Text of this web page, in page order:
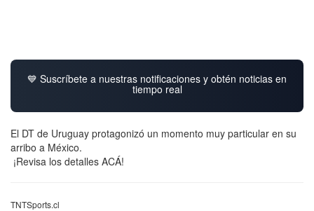
💙 Suscríbete a nuestras notificaciones y obtén noticias en
tiempo real
El DT de Uruguay protagonizó un momento muy particular en su
arribo a México.
¡Revisa los detalles ACÁ!
TNTSports.cl